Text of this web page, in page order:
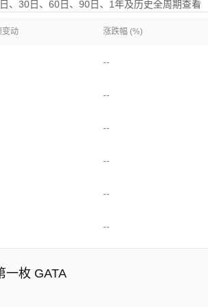
、30日、60日、90日、1年及历史全周期查看
变动 涨跌幅 (%)
--
--
--
--
--
--
一枚 GATA